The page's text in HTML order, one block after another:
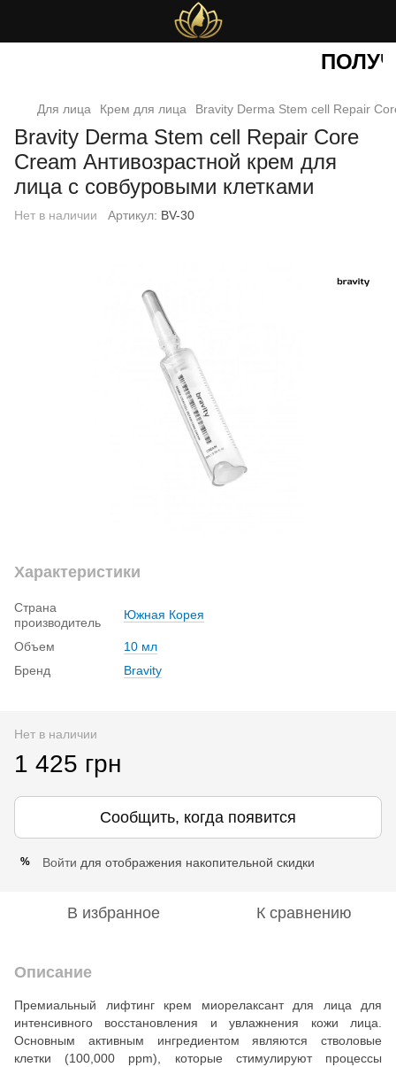
Для лица Крем для лица Bravity Derma Stem cell Repair
Bravity Derma Stem cell Repair Core
Cream Антивозрастной крем для
лица с совбуровыми клетками
Нет в наличии Артикул: BV-30
Характеристики
Страна
производитель
Южная Корея
Объем
10 мл
Бренд
Вravity
Нет в наличии
1 425 грн
Сообщить, когда появится
% Войти для отображения накопительной скидки
В избранное К сравнению
Описание
Премиальный лифтинг крем миорелаксант для лица для
интенсивного восстановления и увлажнения кожи лица.
Основным активным ингредиентом являются стволовые
клетки (100,000 ppm), которые стимулируют процессы